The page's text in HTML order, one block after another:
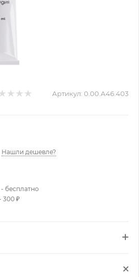
Артикул: 0.00.А46.403
Нашли дешевле?
бесплатно
300 ₽